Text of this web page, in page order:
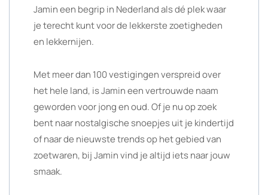
Jamin een begrip in Nederland als dé plek waar
je terecht kunt voor de lekkerste zoetigheden
en lekkernijen.
Met meer dan 100 vestigingen verspreid over
het hele land, is Jamin een vertrouwde naam
geworden voor jong en oud. Of je nu op zoek
bent naar nostalgische snoepjes uit je kindertijd
of naar de nieuwste trends op het gebied van
zoetwaren, bij Jamin vind je altijd iets naar jouw
smaak.